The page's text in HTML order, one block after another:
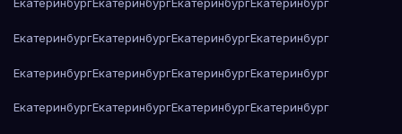
ЕкатеринбургЕкатеринбургЕкатеринбургЕкатеринбург
ЕкатеринбургЕкатеринбургЕкатеринбургЕкатеринбург
ЕкатеринбургЕкатеринбургЕкатеринбургЕкатеринбург